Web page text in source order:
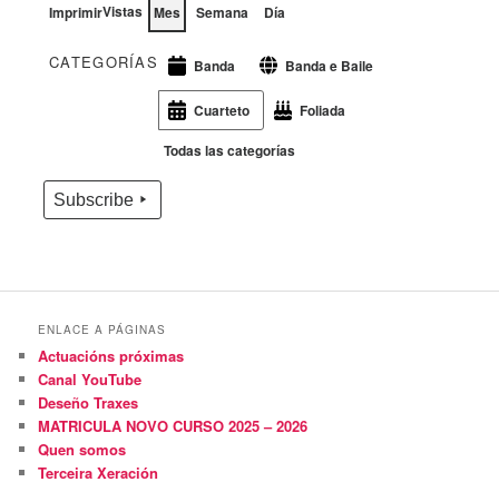
ImprimirVistas Mes Semana Día
CATEGORÍAS Banda Banda e Baile
Cuarteto Foliada
Todas las categorías
Subscribe
ENLACE A PÁGINAS
Actuacións próximas
Canal YouTube
Deseño Traxes
MATRICULA NOVO CURSO 2025 – 2026
Quen somos
Terceira Xeración